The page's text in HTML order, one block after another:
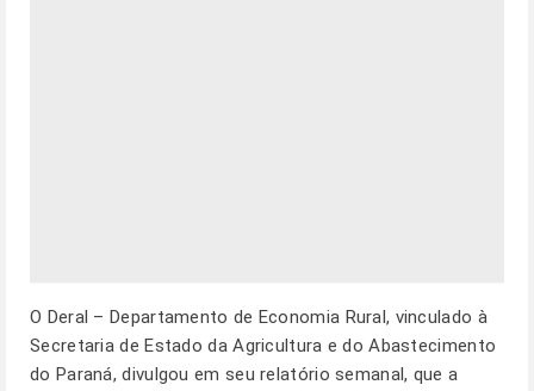
O Deral – Departamento de Economia Rural, vinculado à
Secretaria de Estado da Agricultura e do Abastecimento
do Paraná, divulgou em seu relatório semanal, que a